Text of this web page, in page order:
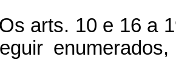
arts. 10 e 16 a